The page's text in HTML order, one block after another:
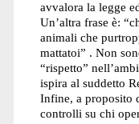
avvalora la legge
Un’altra frase è:
animali che
mattatoi” . Non
“rispetto”
ispira al suddetto
Infine, a proposito
controlli su chi